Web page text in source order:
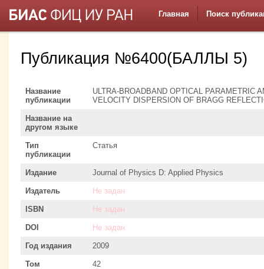
Главная Поиск
Публикация №6400(БАЛЛЫ 5)
Название
публикации
ULTRA-BROADBAND OPTICAL PARAMETRIC
VELOCITY DISPERSION OF BRAGG
Название на
другом языке
Тип
публикации
Статья
Издание Journal of Physics D: Applied Physics
Издатель Не задан
ISBN Не задан
DOI Не задан
Год издания 2009
Том 42